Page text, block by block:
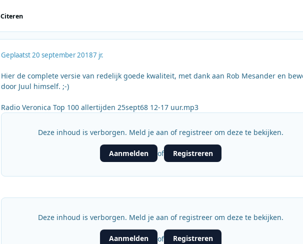
Citeren
Geplaatst20 september 20187 jr.
Hier de complete versie van redelijk goede kwaliteit, met dank aan Rob Mesander en
door Juul himself. ;-)
Radio Veronica Top 100 allertijden 25sept68 12-17 uur.mp3
Deze inhoud is verborgen. Meld je aan of registreer om deze te bekijken.
Aanmelden of Registreren
Deze inhoud is verborgen. Meld je aan of registreer om deze te bekijken.
Aanmelden of Registreren